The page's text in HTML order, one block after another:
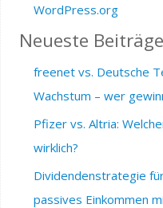
WordPress.org
Neueste Beiträge
freenet vs. Deutsche
Wachstum – wer
Pfizer vs. Altria:
wirklich?
Dividendenstrategie
passives Einkommen